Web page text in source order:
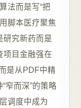
法而是写“把
脚本医疗聚焦
研究新药而是
项目金融强在
是从PDF中精
窄而深”的策略
调度中成为